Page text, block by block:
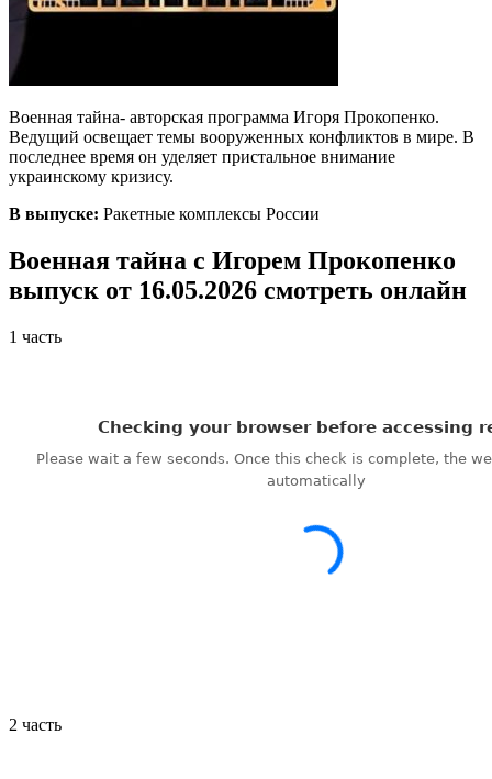
Военная тайна- авторская программа Игоря Прокопенко.
Ведущий освещает темы вооруженных конфликтов в мире. В
последнее время он уделяет пристальное внимание
украинскому кризису.
В выпуске: Ракетные комплексы России
Военная тайна с Игорем Прокопенко
выпуск от 16.05.2026 смотреть онлайн
1 часть
2 часть